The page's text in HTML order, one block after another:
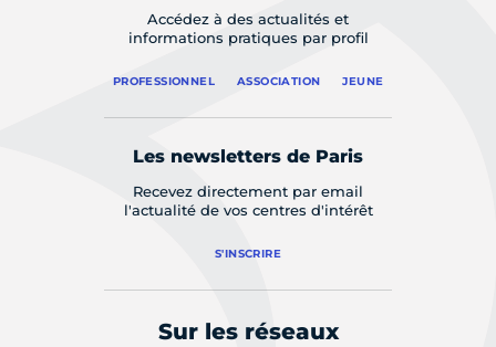
Accédez à des actualités et
informations pratiques par profil
PROFESSIONNEL ASSOCIATION JEUNE
Les newsletters de Paris
Recevez directement par email
l'actualité de vos centres d'intérêt
S'INSCRIRE
Sur les réseaux